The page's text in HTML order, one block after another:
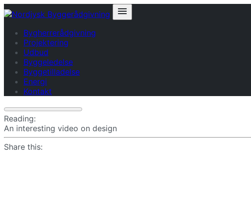
Bygherrerådgivning
Projektering
Udbud
Byggeledelse
Byggetilladelse
Energi
Kontakt
Reading:
An interesting video on design
Share this: